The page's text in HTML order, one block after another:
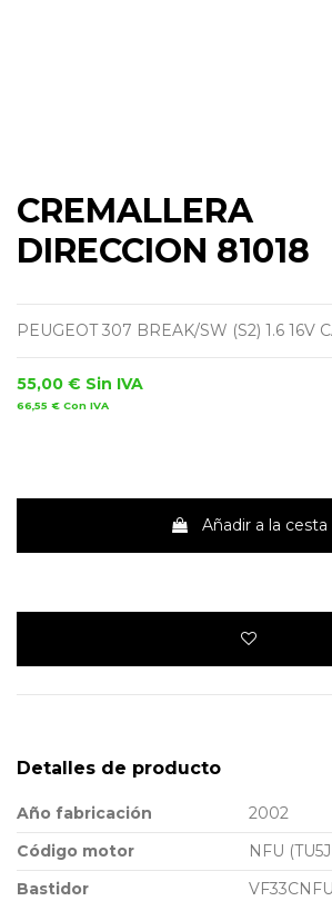
CREMALLERA
DIRECCION 81018
PEUGEOT 307 BREAK/SW (S2) 1.6 16V
55,00 € Sin IVA
66,55 € Con IVA
Añadir a la cesta
Detalles de producto
Año fabricación
2002
Código motor
NFU
Bastidor